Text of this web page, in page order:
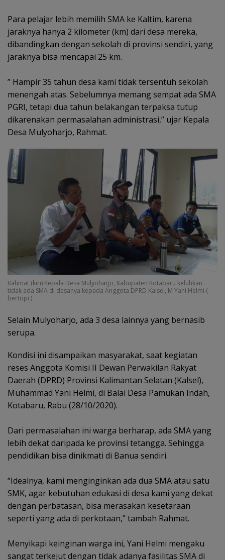
Para pelajar lebih memilih SMA ke Kaltim, karena
jaraknya hanya 2 kilometer (km) dari desa mereka,
dibandingkan dengan sekolah di provinsi sendiri, yang
jaraknya bisa mencapai 25 km.
” Hampir 35 tahun desa kami tidak tersentuh sekolah
menengah atas. Sebelumnya memang sempat ada SMA
PGRI, tetapi dua tahun belakangan terpaksa tutup
dikarenakan permasalahan administrasi,” ujar Kepala
Desa Mulyoharjo, Rahmat.
Rahmat (kiri) Kepala Desa Mulyoharjo, Kabupaten Kotabaru keluhkan
tidak ada SMA di desanya kepada Anggota DPRD Kalsel, M Yani Helmi (
bertopi )
Selain Mulyoharjo, ada 3 desa lainnya yang bernasib
serupa.
Kondisi ini disampaikan masyarakat, saat kegiatan
reses Anggota Komisi II Dewan Perwakilan Rakyat
Daerah (DPRD) Provinsi Kalimantan Selatan (Kalsel),
Muhammad Yani Helmi, di Balai Desa Pamukan Indah,
Kotabaru, Rabu (28/10/2020).
Dari permasalahan ini warga berharap, ada SMA yang
lebih dekat daripada ke provinsi tetangga. Sehingga
pendidikan bisa dinikmati di Banua sendiri.
“Idealnya, kami menginginkan ada dua SMA atau satu
SMK, agar kebutuhan edukasi di desa kami yang dekat
dengan perbatasan, bisa merasakan kesetaraan
seperti yang ada di perkotaan,” tambah Rahmat.
Menyikapi keinginan warga ini, Yani Helmi mengaku
sangat terkejut dengan tidak adanya fasilitas SMA di